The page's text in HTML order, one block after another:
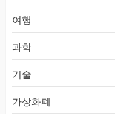
여행
과학
기술
가상화폐